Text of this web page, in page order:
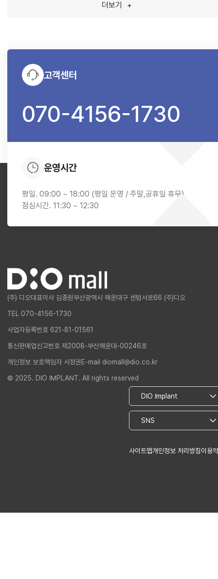
더보기 +
고객센터
070-4156-1730
운영시간
평일. 09:00 ~ 18:00 (평일 운영 / 주말,공휴일 휴무)
점심시간. 11:30 ~ 12:30
(주) 디오대표이사 김종원부산광역시 해운대구 센텀서로66 (주)디오
TEL 070-4156-1730
사업자등록번호 621-81-01561
통신판매업신고번호 제2008-부산해운대-00246호
개인정보 보호책임자 서정권 E-mail diomall@dio.co.kr
© 2025. DIO IMPLANT. All rights reserved
사이트맵개인정보 처리방침이용